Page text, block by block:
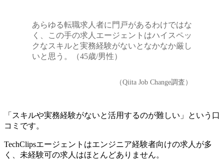
あらゆる転職求人者に門戸があるわけではな
く、この手の求人エージェントはハイスペッ
クなスキルと実務経験がないとなかなか厳し
いと思う。（45歳/男性）
（Qiita Job Change調査）
「スキルや実務経験がないと活用するのが難しい」という口
コミです。
TechClipsエージェントはエンジニア経験者向けの求人が多
く、未経験可の求人はほとんどありません。